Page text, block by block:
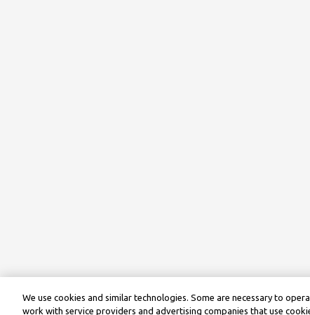
We use cookies and similar technologies. Some are necessary to
work with service providers and advertising companies that use